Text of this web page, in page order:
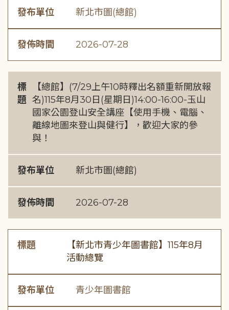
發布單位 新北市圖(總館)
發佈時間 2026-07-28
標
題
【總館】(7/29上午10時釋出名額重新開放報
名)115年8月30日(星期日)14:00-16:00-玉山
國家公園登山安全講座【使用手機、電腦、
離線地圖來登山與健行】，歡迎大家的參
與！
發布單位 新北市圖(總館)
發佈時間 2026-07-28
標題
【新北市青少年圖書館】115年8月
活動總覽
發布單位 青少年圖書館